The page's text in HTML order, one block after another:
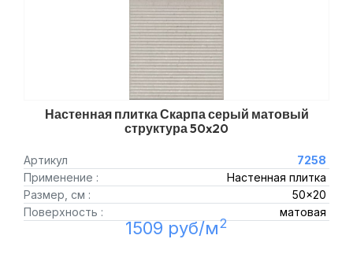
Настенная плитка Скарпа серый матовый
структура 50x20
Артикул
7258
Применение :
Настенная плитка
Размер, см :
50x20
Поверхность :
матовая
1509 руб/м2